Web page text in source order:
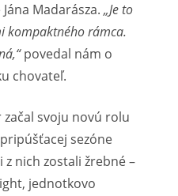
Madarásza. „Je to
kompaktného rámca.
povedal nám o
chovateľ.
svoju novú rolu
sezóne
nich zostali žrebné –
jednotkovo